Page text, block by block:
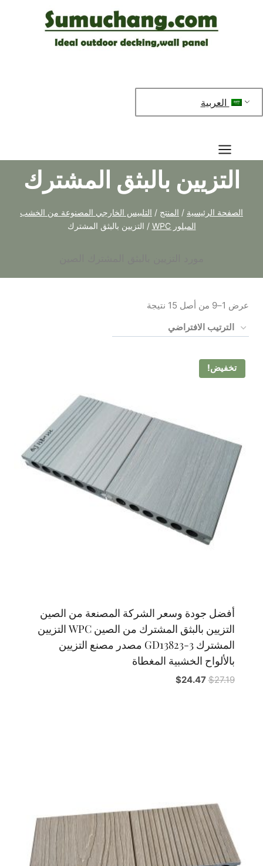
العربية
التزيين بالبثق المشترك
الصفحة الرئيسية / المنتج / التلبيس الخارجي المصنوعة من الخشب
المبلور WPC
/ التزيين بالبثق المشترك
عرض 1–9 من أصل 15 نتيجة
تخفيض!
أفضل جودة وسعر الشركة المصنعة من الصين
التزيين بالبثق المشترك من الصين WPC التزيين
المشترك GD13823-3 مصدر مصنع التزيين
بالألواح الخشبية المغطاة
$27.19
السعر $24.47 السعر